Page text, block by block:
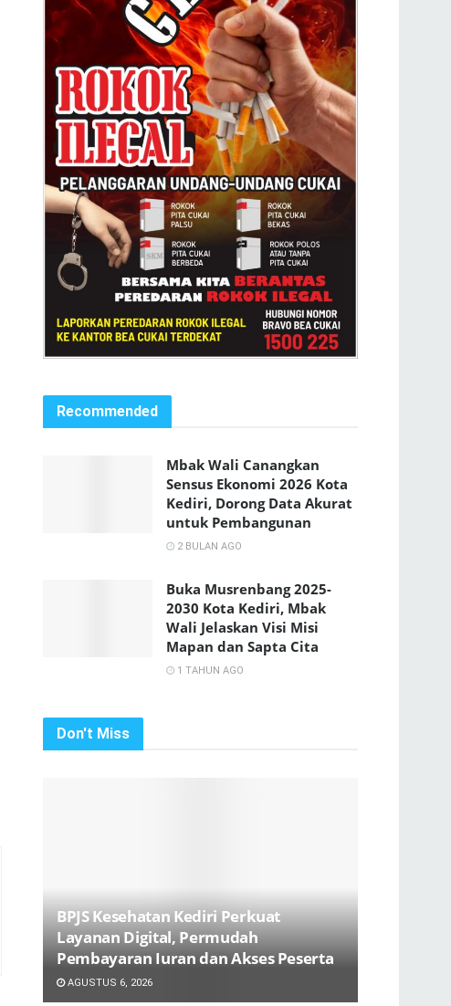
Recommended
Mbak Wali Canangkan
Sensus Ekonomi 2026 Kota
Kediri, Dorong Data Akurat
untuk Pembangunan
2 BULAN AGO
Buka Musrenbang 2025-
2030 Kota Kediri, Mbak
Wali Jelaskan Visi Misi
Mapan dan Sapta Cita
1 TAHUN AGO
Don't Miss
BPJS Kesehatan Kediri Perkuat
Layanan Digital, Permudah
Pembayaran Iuran dan Akses Peserta
AGUSTUS 6, 2026